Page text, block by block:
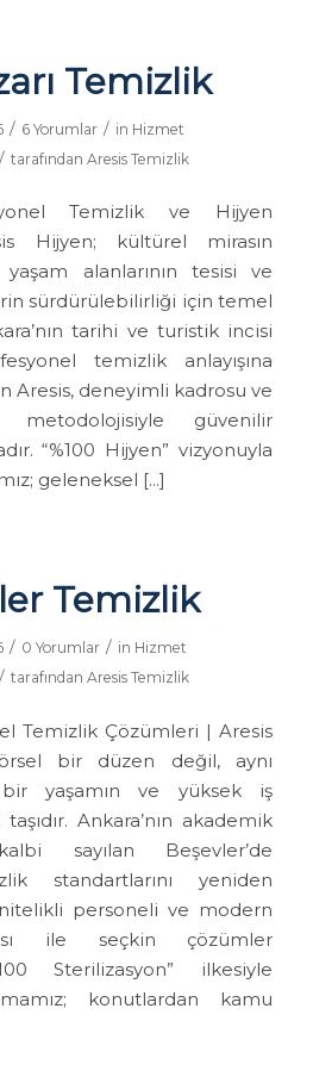
Temizlik
/ 6 Yorumlar / in Hizmet
/ tarafından Aresis Temizlik
Temizlik ve Hijyen
Hijyen; kültürel mirasın
yaşam alanlarının tesisi ve
sürdürülebilirliği için temel
tarihi ve turistik incisi
temizlik anlayışına
Aresis, deneyimli kadrosu ve
güvenilir
“%100 Hijyen” vizyonuyla
geleneksel […]
Temizlik
/ 0 Yorumlar / in Hizmet
/ tarafından Aresis Temizlik
Temizlik Çözümleri | Aresis
bir düzen değil, aynı
bir yaşamın ve yüksek iş
Ankara’nın akademik
sayılan Beşevler’de
standartlarını yeniden
nitelikli personeli ve modern
ile seçkin çözümler
Sterilizasyon” ilkesiyle
konutlardan kamu